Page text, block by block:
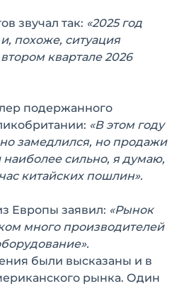
звучал так: «2025 год
похоже, ситуация
квартале 2026
подержанного
«В этом году
замедлился, но продажи
сильно, я думаю,
китайских пошлин».
Европы заявил: «Рынок
много производителей
были высказаны и в
рынка. Один